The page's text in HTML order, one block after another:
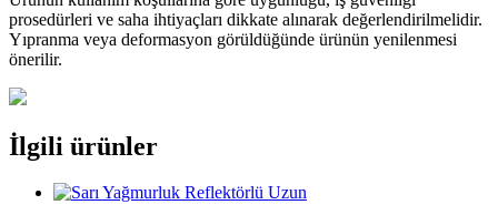
prosedürleri ve saha ihtiyaçları dikkate alınarak değerlendirilmelidir.
Yıpranma veya deformasyon görüldüğünde ürünün yenilenmesi
önerilir.
İlgili ürünler